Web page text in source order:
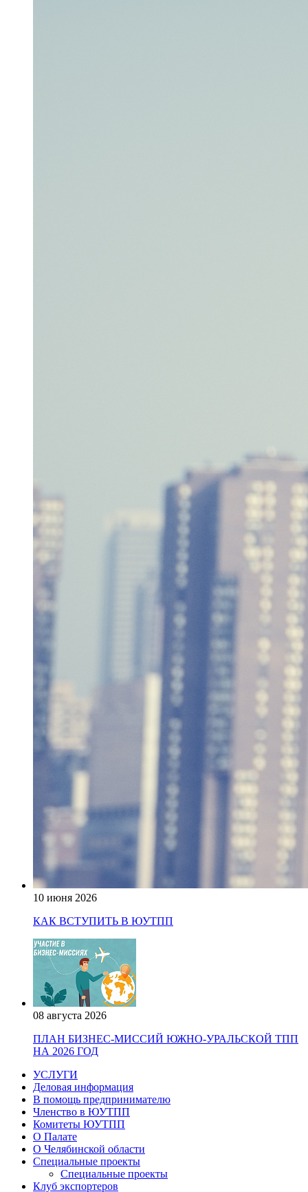
10 июня 2026
КАК ВСТУПИТЬ В ЮУТПП
08 августа 2026
ПЛАН БИЗНЕС-МИССИЙ ЮЖНО-УРАЛЬСКОЙ ТПП
НА 2026 ГОД
УСЛУГИ
Деловая информация
В помощь предпринимателю
Членство в ЮУТПП
Комитеты ЮУТПП
О Палате
О Челябинской области
Специальные проекты
Специальные проекты
Клуб экспортеров